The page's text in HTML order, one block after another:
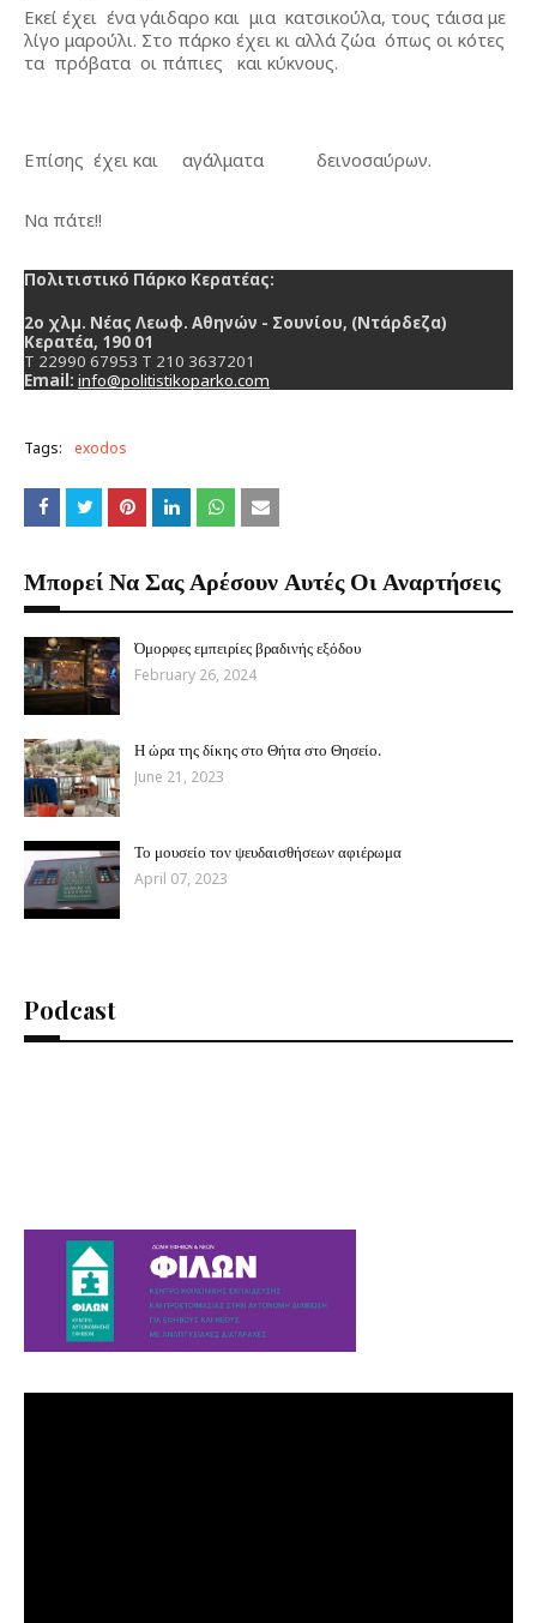
Εκεί έχει  ένα γάιδαρο και  μια  κατσικούλα, τους τάισα με
λίγο μαρούλι. Στο πάρκο έχει κι αλλά ζώα  όπως οι κότες
τα  πρόβατα  οι πάπιες   και κύκνους.
Επίσης  έχει και     αγάλματα           δεινοσαύρων.
Να πάτε!!
Πολιτιστικό Πάρκο Κερατέας:
2ο χλµ. Νέας Λεωφ. Αθηνών - Σουνίου, (Ντάρδεζα)
Κερατέα, 190 01
T 22990 67953 T 210 3637201
Email: info@politistikoparko.com
Tags: exodos
Μπορεί Να Σας Αρέσουν Αυτές Οι Αναρτήσεις
Όμορφες εμπειρίες βραδινής εξόδου
February 26, 2024
Η ώρα της δίκης στο Θήτα στο Θησείο.
June 21, 2023
Το μουσείο τον ψευδαισθήσεων αφιέρωμα
April 07, 2023
Podcast